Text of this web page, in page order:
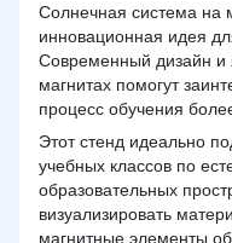
Солнечная система на
инновационная идея
Современный дизайн и
магнитах помогут
процесс обучения
Этот стенд идеально
учебных классов по
образовательных
визуализировать
магнитные элементы